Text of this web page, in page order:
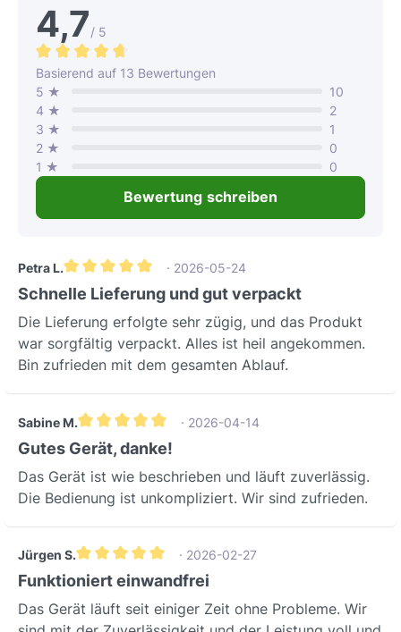
4,7/ 5
Durchschnittliche Bewertung von 4.6 von 5 Sternen
Basierend auf 13 Bewertungen
5 ★
10
4 ★
2
3 ★
1
2 ★
0
1 ★
0
Bewertung schreiben
Petra L.
Durchschnittliche Bewertung von 5 von 5 Sternen
· 2026-05-24
Schnelle Lieferung und gut verpackt
Die Lieferung erfolgte sehr zügig, und das Produkt
war sorgfältig verpackt. Alles ist heil angekommen.
Bin zufrieden mit dem gesamten Ablauf.
Sabine M.
Durchschnittliche Bewertung von 5 von 5 Sternen
· 2026-04-14
Gutes Gerät, danke!
Das Gerät ist wie beschrieben und läuft zuverlässig.
Die Bedienung ist unkompliziert. Wir sind zufrieden.
Jürgen S.
Durchschnittliche Bewertung von 5 von 5 Sternen
· 2026-02-27
Funktioniert einwandfrei
Das Gerät läuft seit einiger Zeit ohne Probleme. Wir